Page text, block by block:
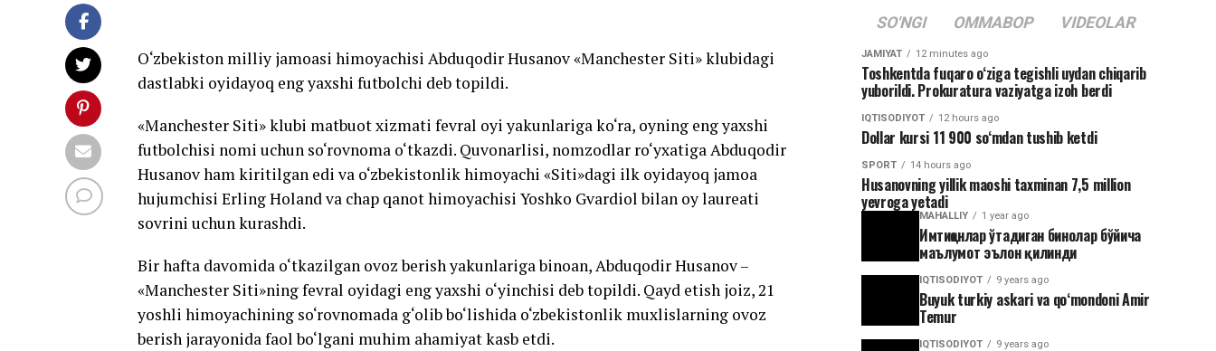
O‘zbekiston milliy jamoasi himoyachisi Abduqodir Husanov «Manchester Siti» klubidagi
dastlabki oyidayoq eng yaxshi futbolchi deb topildi.
«Manchester Siti» klubi matbuot xizmati fevral oyi yakunlariga ko‘ra, oyning eng yaxshi
futbolchisi nomi uchun so‘rovnoma o‘tkazdi. Quvonarlisi, nomzodlar ro‘yxatiga Abduqodir
Husanov ham kiritilgan edi va o‘zbekistonlik himoyachi «Siti»dagi ilk oyidayoq jamoa
hujumchisi Erling Holand va chap qanot himoyachisi Yoshko Gvardiol bilan oy laureati
sovrini uchun kurashdi.
Bir hafta davomida o‘tkazilgan ovoz berish yakunlariga binoan, Abduqodir Husanov –
«Manchester Siti»ning fevral oyidagi eng yaxshi o‘yinchisi deb topildi. Qayd etish joiz, 21
yoshli himoyachining so‘rovnomada g‘olib bo‘lishida o‘zbekistonlik muxlislarning ovoz
berish jarayonida faol bo‘lgani muhim ahamiyat kasb etdi.
SO'NGI OMMABOP VIDEOLAR
JAMIYAT 12 minutes ago
Toshkentda fuqaro o‘ziga tegishli uydan chiqarib
yuborildi. Prokuratura vaziyatga izoh berdi
IQTISODIYOT 12 hours ago
Dollar kursi 11 900 so‘mdan tushib ketdi
SPORT 14 hours ago
Husanovning yillik maoshi taxminan 7,5 million
yevroga yetadi
MAHALLIY 1 year ago
Имтиҳонлар ўтадиган бинолар бўйича
маълумот эълон қилинди
IQTISODIYOT 9 years ago
Buyuk turkiy askari va qoʻmondoni Amir
Temur
IQTISODIYOT 9 years ago